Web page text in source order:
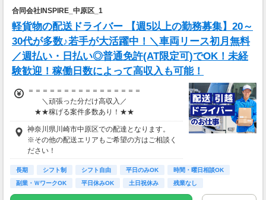
400万～720万
＜月収モデル＞
■ 未経験入社／1年目
月収50万円
（基本報酬＋インセンティブ）
■ 経験者／フル稼働
月収60万円以上
※案件の組み合わせ・稼働日数・配送個数によ
り収入は変動
▼キャリアアップのチャンスも多数！
★女性リーダーも複数在籍！性別問わず働きや
すい環境
★最短4ヶ月でリーダー昇格の実績あり
合同会社INSPIRE_中原区_1
軽貨物の配送ドライバー 【週5以上の勤務募集】20～
30代が多数♪若手が大活躍中！＼車両リース初月無料
／週払い・日払い◎普通免許(AT限定可)でOK！未経
験歓迎！稼働日数によって高収入も可能！
＝＝＝＝＝＝＝＝＝＝＝＝＝＝＝＝
＼頑張った分だけ高収入／
★★稼げる案件多数あり！★★
＝＝＝＝＝＝＝＝＝＝＝＝＝＝＝＝
■大手宅配の配送
￣￣￣￣￣￣￣￣￣
⇒日給18,000円～35,000円！
安定した案件量があるので、
しっかり稼ぎたい方にもオススメ◎
神奈川県川崎市中原区での配達となります。
※その他の配送エリアもご希望の方はご相談く
ださい！
長期 シフト制 シフト自由 平日のみOK
時間・曜日相談OK
副業・ＷワークOK
平日休みOK 土日祝休み 残業なし